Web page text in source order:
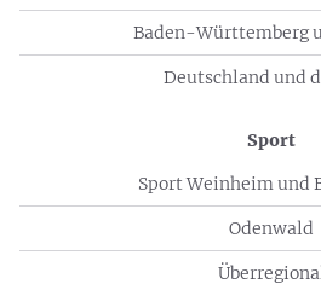
Baden-Württemberg
Deutschland und
Sport
Sport Weinheim und
Odenwald